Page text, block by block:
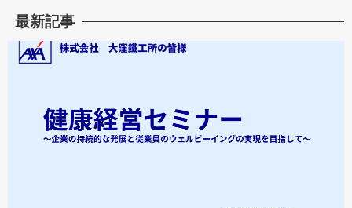
最新記事